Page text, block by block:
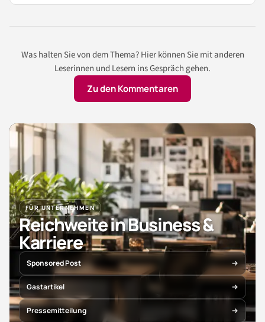
Was halten Sie von dem Thema? Hier können Sie mit anderen
Leserinnen und Lesern ins Gespräch gehen.
Zu den Kommentaren
FÜR UNTERNEHMEN
Reichweite in Business &
Karriere
Sponsored Post
Gastartikel
Pressemitteilung